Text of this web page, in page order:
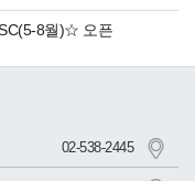
8월)☆ 오픈
02-538-2445